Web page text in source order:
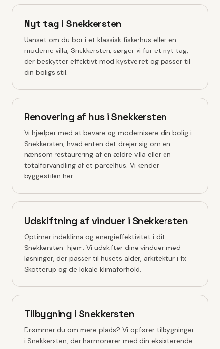
Nyt tag i Snekkersten
Uanset om du bor i et klassisk fiskerhus eller en
moderne villa, Snekkersten, sørger vi for et nyt tag,
der beskytter effektivt mod kystvejret og passer til
din boligs stil.
Renovering af hus i Snekkersten
Vi hjælper med at bevare og modernisere din bolig i
Snekkersten, hvad enten det drejer sig om en
nænsom restaurering af en ældre villa eller en
totalforvandling af et parcelhus. Vi kender
byggestilen her.
Udskiftning af vinduer i Snekkersten
Optimer indeklima og energieffektivitet i dit
Snekkersten-hjem. Vi udskifter dine vinduer med
løsninger, der passer til husets alder, arkitektur i fx
Skotterup og de lokale klimaforhold.
Tilbygning i Snekkersten
Drømmer du om mere plads? Vi opfører tilbygninger
i Snekkersten, der harmonerer med din eksisterende